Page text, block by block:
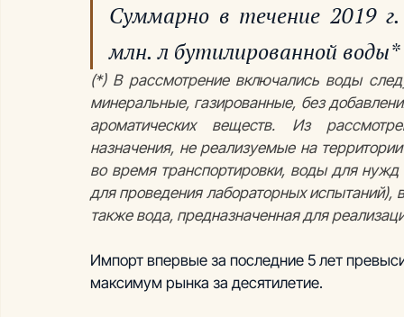
Суммарно в течение 2019
млн. л бутилированной воды*
(*) В рассмотрение включались воды
минеральные, газированные, без
ароматических веществ. Из
назначения, не реализуемые на
во время транспортировки, воды для
для проведения лабораторных испытаний),
также вода, предназначенная для
Импорт впервые за последние 5 лет
максимум рынка за десятилетие.